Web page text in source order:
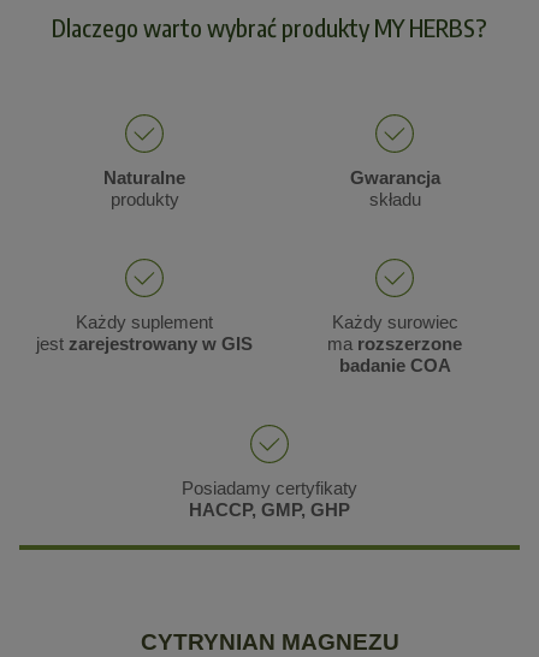
Dlaczego warto wybrać produkty MY HERBS?
Naturalne
produkty
Gwarancja
składu
Każdy suplement
jest zarejestrowany w GIS
Każdy surowiec
ma rozszerzone
badanie COA
Posiadamy certyfikaty
HACCP, GMP, GHP
CYTRYNIAN MAGNEZU